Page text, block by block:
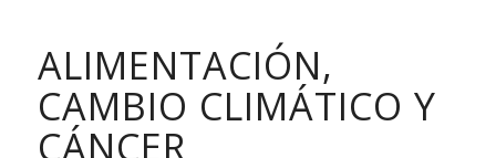
ALIMENTACIÓN,
CAMBIO CLIMÁTICO Y
CÁNCER